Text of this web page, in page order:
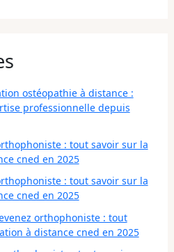
ostéopathie à distance :
professionnelle depuis
: tout savoir sur la
cned en 2025
: tout savoir sur la
cned en 2025
orthophoniste : tout
à distance cned en 2025